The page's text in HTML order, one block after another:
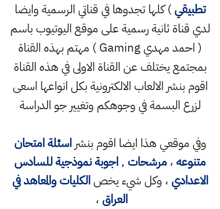
تطبيقي) كلها تجدوها في قناتي الرسمية وايضا
لدي قناة ثانية رسمية على موقع اليوتيوب باسم
( احمد مهدي Gaming ) مهتم بهذه القناة
بمجتمع يختلف عن القناة الاولى في هذه القناة
اقوم بنشر الالعاب الالكترونية بكل انواعها اسعى
لزرع البسمة في وجوهكم وتغيير جو الدراسة
وفي موقعي هذا ايضا اقوم بنشراسئلة امتحان
متنوعه،مرشحات ,اجوبة نموذجية للسادس
الاعدادي ، وكل شيء يخصالكليات والمعاهد في
العراق ،